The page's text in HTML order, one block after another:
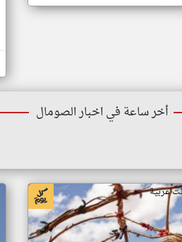
أخر ساعة في اخبار الصومال
عربية